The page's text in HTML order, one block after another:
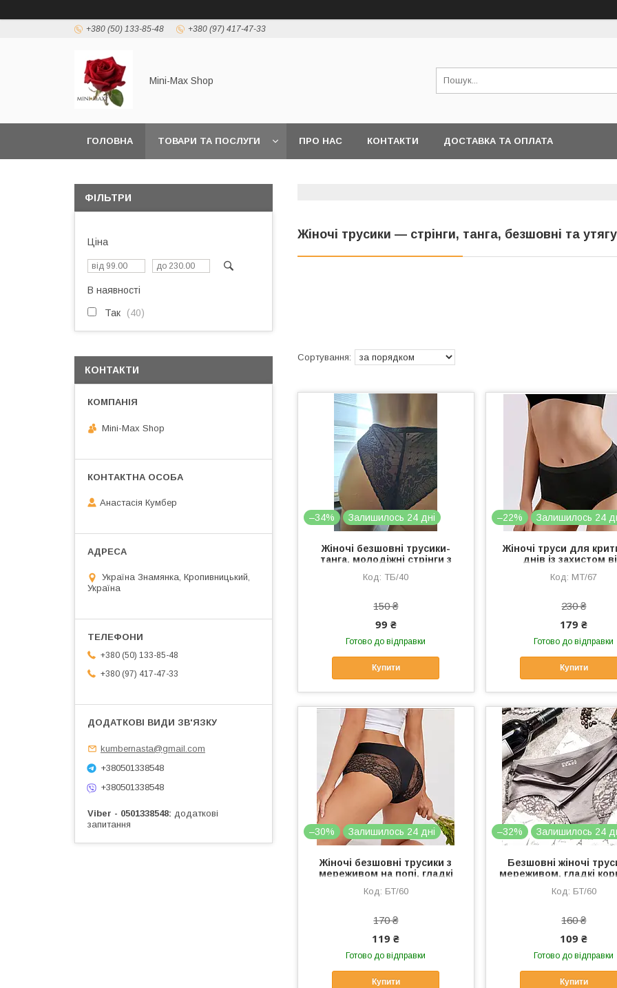
+380 (50) 133-85-48 +380 (97) 417-47-33
Mini-Max Shop
ГОЛОВНА ТОВАРИ ТА ПОСЛУГИ ПРО НАС КОНТАКТИ ДОСТАВКА ТА ОПЛАТА
Жіночі трусики — стрінги, танга, безшовні та
–34% Залишилось 24 дні
Жіночі безшовні трусики-
танга, молодіжні стрінги з
ТБ/40
150 ₴
99 ₴
Готово до відправки
Купити
–22% Залишилось 24
Жіночі труси для
днів із захистом
менструальніМТ/67
230 ₴
179 ₴
Готово до відправки
Купити
–30% Залишилось 24 дні
Жіночі безшовні трусики з
мереживом на попі, гладкі
БТ/60
170 ₴
119 ₴
Готово до відправки
Купити
–32% Залишилось 24
Безшовні жіночі
мереживом, гладкі
БТ/60
160 ₴
109 ₴
Готово до відправки
Купити
ФІЛЬТРИ
Ціна
В наявності
Так 40
КОНТАКТИ
Mini-Max Shop
Анастасія Кумбер
Україна Знамянка, Кропивницький,
Україна
+380 (50) 133-85-48
+380 (97) 417-47-33
kumbernasta@gmail.com
+380501338548
+380501338548
Viber - 0501338548
додаткові
запитання